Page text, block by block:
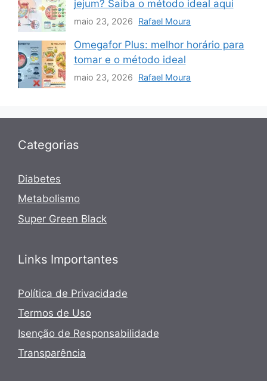
jejum? Saiba o método ideal aqui
maio 23, 2026 Rafael Moura
Omegafor Plus: melhor horário para
tomar e o método ideal
maio 23, 2026 Rafael Moura
Categorias
Diabetes
Metabolismo
Super Green Black
Links Importantes
Política de Privacidade
Termos de Uso
Isenção de Responsabilidade
Transparência